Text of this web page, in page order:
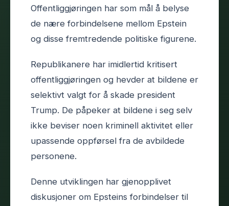
Offentliggjøringen har som mål å belyse
de nære forbindelsene mellom Epstein
og disse fremtredende politiske figurene.
Republikanere har imidlertid kritisert
offentliggjøringen og hevder at bildene er
selektivt valgt for å skade president
Trump. De påpeker at bildene i seg selv
ikke beviser noen kriminell aktivitet eller
upassende oppførsel fra de avbildede
personene.
Denne utviklingen har gjenopplivet
diskusjoner om Epsteins forbindelser til